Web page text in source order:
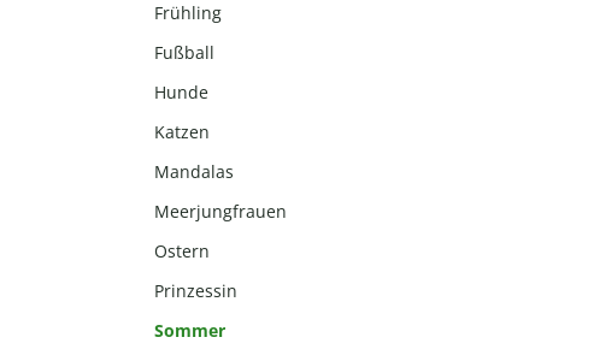
Frühling
Fußball
Hunde
Katzen
Mandalas
Meerjungfrauen
Ostern
Prinzessin
Sommer